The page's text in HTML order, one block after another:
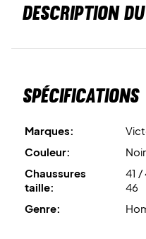
DESCRIPTION
Spécifications
Marques:
Couleur:
Chaussures
taille:
41 /
46
Genre: